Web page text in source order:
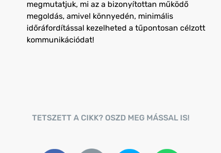
megmutatjuk, mi az a bizonyítottan működő
megoldás, amivel könnyedén, minimális
időráfordítással kezelheted a tűpontosan célzott
kommunikációdat!
TETSZETT A CIKK? OSZD MEG MÁSSAL IS!